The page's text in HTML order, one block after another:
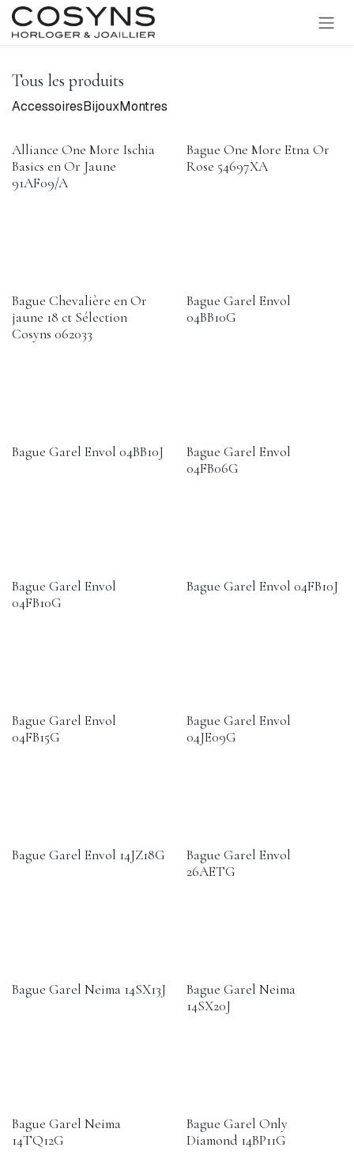
SE RENDRE AU CONTENU
Tous les produits
AccessoiresBijouxMontres
Alliance One More Ischia
Basics en Or Jaune
91AF09/A
Bague One More Etna Or
Rose 54697XA
Bague Chevalière en Or
jaune 18 ct Sélection
Cosyns 062033
Bague Garel Envol
04BB10G
Bague Garel Envol 04BB10J
Bague Garel Envol
04FB06G
Bague Garel Envol
04FB10G
Bague Garel Envol 04FB10J
Bague Garel Envol
04FB15G
Bague Garel Envol
04JE09G
Bague Garel Envol 14JZ18G
Bague Garel Envol
26AETG
Bague Garel Neima 14SX13J
Bague Garel Neima
14SX20J
Bague Garel Neima
14TQ12G
Bague Garel Only
Diamond 14BP11G